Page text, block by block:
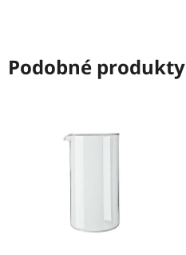
Podobné produkty